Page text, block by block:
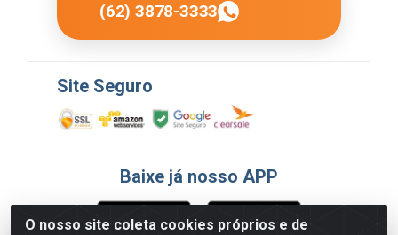
O nosso site coleta cookies próprios e de
(62) 3878-3333
Site Seguro
Baixe já nosso APP